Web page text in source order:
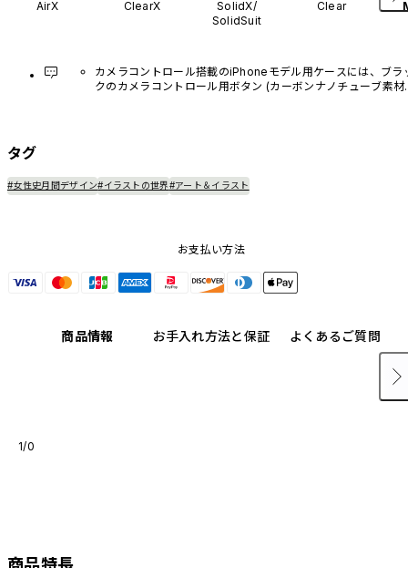
AirX ClearX
SolidX/
SolidSuit
Clear
カメラコントロール搭載のiPhoneモデル用ケースには、ブラ
クのカメラコントロール用ボタン (カーボンナノチューブ素材)
タグ
#女性史月間デザイン#イラストの世界#アート＆イラスト
お支払い方法
商品情報 お手入れ方法と保証 よくあるご質問
1/0